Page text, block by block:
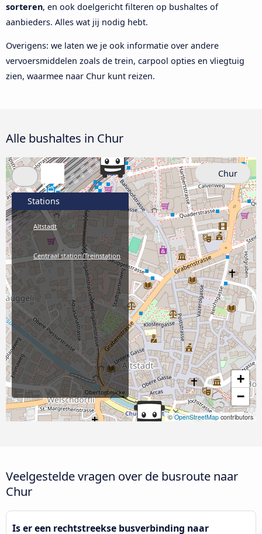
sorteren, en ook doelgericht filteren op bushaltes of
aanbieders. Alles wat jij nodig hebt.
Overigens: we laten we je ook informatie over andere
vervoersmiddelen zoals de trein, carpool opties en vliegtuig
zien, waarmee naar Chur kunt reizen.
Alle bushaltes in Chur
+
−
©OpenStreetMap contributors
Stations
Altstadt
Centraal station/Treinstation
Chur
Veelgestelde vragen over de busroute naar
Chur
Is er een rechtstreekse busverbinding naar